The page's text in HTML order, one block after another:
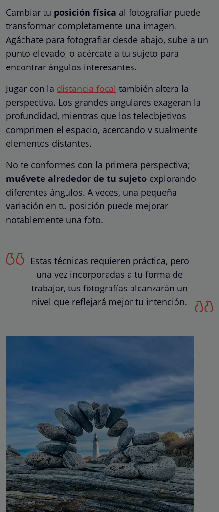
Cambiar tu posición física al fotografiar puede
transformar completamente una imagen.
Agáchate para fotografiar desde abajo, sube a un
punto elevado, o acércate a tu sujeto para
encontrar ángulos interesantes.
Jugar con la distancia focal también altera la
perspectiva. Los grandes angulares exageran la
profundidad, mientras que los teleobjetivos
comprimen el espacio, acercando visualmente
elementos distantes.
No te conformes con la primera perspectiva;
muévete alrededor de tu sujeto explorando
diferentes ángulos. A veces, una pequeña
variación en tu posición puede mejorar
notablemente una foto.
Estas técnicas requieren práctica, pero
una vez incorporadas a tu forma de
trabajar, tus fotografías alcanzarán un
nivel que reflejará mejor tu intención.